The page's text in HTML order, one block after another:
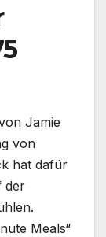
Jamie
von
hat dafür
der
Meals“